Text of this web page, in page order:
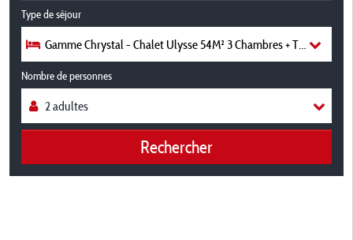
Type de séjour
Gamme Chrystal - Chalet Ulysse 54M² 3 Chambres + Terrasse
Nombre de personnes
Rechercher